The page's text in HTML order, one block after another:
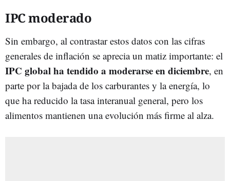
IPC moderado
Sin embargo, al contrastar estos datos con las cifras
generales de inflación se aprecia un matiz importante: el
IPC global ha tendido a moderarse en diciembre, en
parte por la bajada de los carburantes y la energía, lo
que ha reducido la tasa interanual general, pero los
alimentos mantienen una evolución más firme al alza.